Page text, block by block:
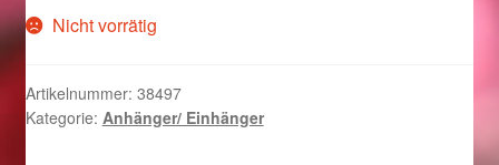
Liefer- und Versandkosten
Magisches und Festliches zu Halloween
Nicht vorrätig
Artikelnummer: 38497
Kategorie: Anhänger/ Einhänger